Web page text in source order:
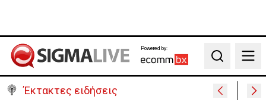
Powered by:
Search
Έκτακτες ειδήσεις